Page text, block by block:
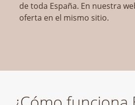
de toda España. En nuestra
oferta en el mismo sitio.